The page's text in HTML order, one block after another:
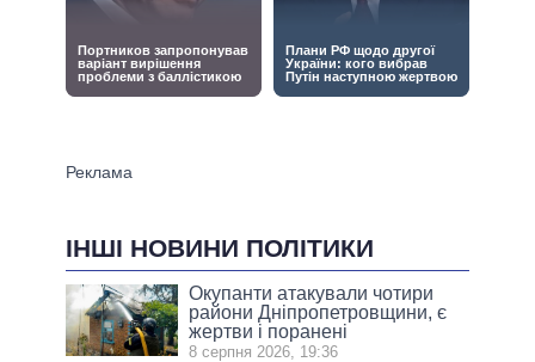
ІНШІ НОВИНИ ПОЛІТИКИ
Окупанти атакували чотири
райони Дніпропетровщини, є
жертви і поранені
8 серпня 2026, 19:36